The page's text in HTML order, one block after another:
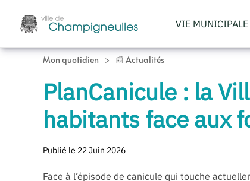
Accéder au contenu principal
VIE MUNICIPALE
Mon quotidien 📰 Actualités
PlanCanicule : la
habitants face aux
Publié le 22 Juin 2026
Face à l’épisode de canicule qui touche